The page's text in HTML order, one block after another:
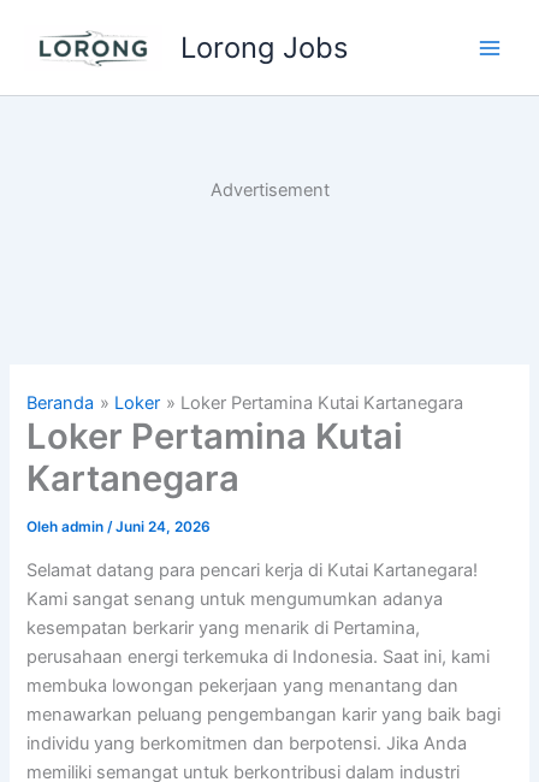
Lorong Jobs
Advertisement
Beranda Loker Loker Pertamina Kutai Kartanegara
Loker Pertamina Kutai
Kartanegara
Olehadmin/Juni 24, 2026
Selamat datang para pencari kerja di Kutai Kartanegara!
Kami sangat senang untuk mengumumkan adanya
kesempatan berkarir yang menarik di Pertamina,
perusahaan energi terkemuka di Indonesia. Saat ini, kami
membuka lowongan pekerjaan yang menantang dan
menawarkan peluang pengembangan karir yang baik bagi
individu yang berkomitmen dan berpotensi. Jika Anda
memiliki semangat untuk berkontribusi dalam industri